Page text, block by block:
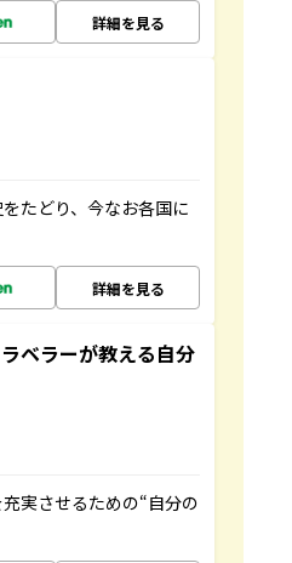
詳細を見る
たどり、今なお各国に
詳細を見る
ベラーが教える自分
実させるための“自分の